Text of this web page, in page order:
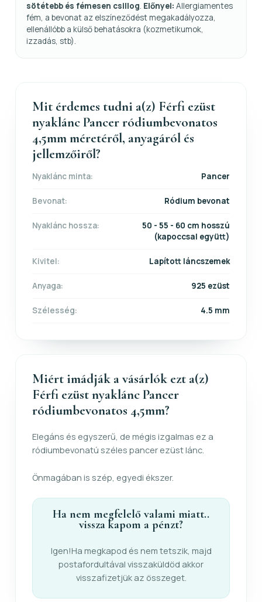
sötétebb és fémesen csillog. Előnyei: Allergiamentes
fém, a bevonat az elszíneződést megakadályozza,
ellenállóbb a külső behatásokra (kozmetikumok,
izzadás, stb).
Mit érdemes tudni a(z) Férfi ezüst
nyaklánc Pancer ródiumbevonatos
4,5mm méretéről, anyagáról és
jellemzőiről?
Nyaklánc minta: Pancer
Bevonat: Ródium bevonat
Nyaklánc hossza:
50 - 55 - 60 cm hosszú
(kapoccsal együtt)
Kivitel: Lapított láncszemek
Anyaga: 925 ezüst
Szélesség: 4.5 mm
Miért imádják a vásárlók ezt a(z)
Férfi ezüst nyaklánc Pancer
ródiumbevonatos 4,5mm?
Elegáns és egyszerű, de mégis izgalmas ez a
ródiumbevonatú széles pancer ezüst lánc.
Önmagában is szép, egyedi ékszer.
Ha nem megfelelő valami miatt..
vissza kapom a pénzt?
Igen!Ha megkapod és nem tetszik, majd
postafordultával visszaküldöd akkor
visszafizetjük az összeget.